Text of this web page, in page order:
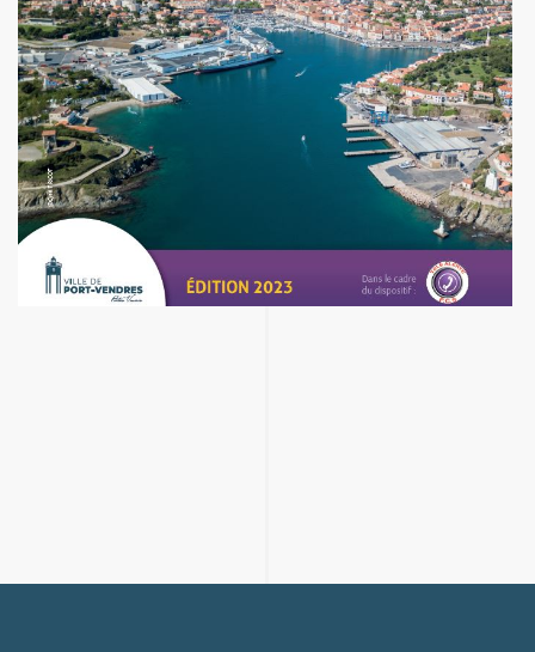
Dès l’apparition d’un événement majeur
nécessitant la mise en œuvre d’une procédure de
vigilance ou la gestion d’une situation de crise, la
Commune vous informera dans un délai très court
en délivrant un message vocal ou écrit diffusé sur
votre téléphone fixe et/ou portable ou par email.
La Commune doit savoir si chacun d’entre vous a
bien reçu ce message. Aussi, il vous est demandé
d’écouter le message dans sa totalité afin de